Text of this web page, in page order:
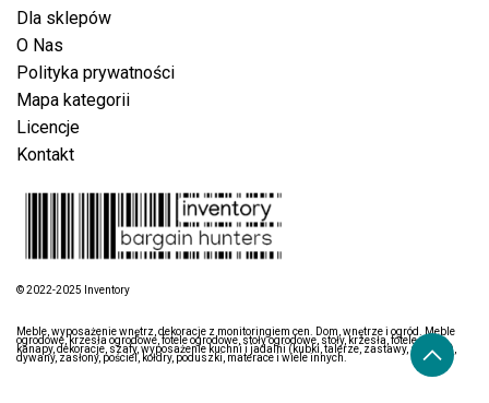
Dla sklepów
O Nas
Polityka prywatności
Mapa kategorii
Licencje
Kontakt
© 2022-2025 Inventory
Meble, wyposażenie wnętrz, dekoracje z monitoringiem cen. Dom, wnętrze i ogród. Meble
ogrodowe, krzesła ogrodowe, fotele ogrodowe, stoły ogrodowe, stoły, krzesła, fotele, łóżka,
kanapy, dekoracje, szafy, wyposażenie kuchni i jadalni (kubki, talerze, zastawy, sztućce),
dywany, zasłony, pościel, kołdry, poduszki, materace i wiele innych.